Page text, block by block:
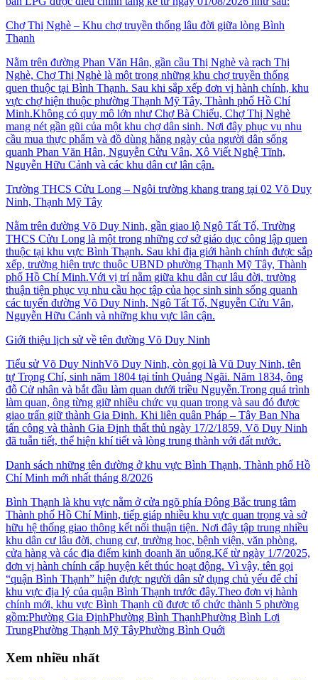
Chợ Thị Nghè – Khu chợ truyền thống lâu đời giữa lòng Bình
Thạnh
Nằm trên đường Phan Văn Hân, gần cầu Thị Nghè và rạch Thị
Nghè, Chợ Thị Nghè là một trong những khu chợ truyền thống
quen thuộc tại Bình Thạnh. Sau khi sắp xếp đơn vị hành chính, khu
vực chợ hiện thuộc phường Thạnh Mỹ Tây, Thành phố Hồ Chí
Minh.Không có quy mô lớn như Chợ Bà Chiểu, Chợ Thị Nghè
mang nét gần gũi của một khu chợ dân sinh. Nơi đây phục vụ nhu
cầu mua thực phẩm và đồ dùng hằng ngày của người dân sống
quanh Phan Văn Hân, Nguyễn Cửu Vân, Xô Viết Nghệ Tĩnh,
Nguyễn Hữu Cảnh và các khu dân cư lân cận.
Trường THCS Cửu Long – Ngôi trường khang trang tại 02 Võ Duy
Ninh, Thạnh Mỹ Tây
Nằm trên đường Võ Duy Ninh, gần giao lộ Ngô Tất Tố, Trường
THCS Cửu Long là một trong những cơ sở giáo dục công lập quen
thuộc tại khu vực Bình Thạnh. Sau khi địa giới hành chính được sắp
xếp, trường hiện trực thuộc UBND phường Thạnh Mỹ Tây, Thành
phố Hồ Chí Minh.Với vị trí nằm giữa khu dân cư lâu đời, trường
thuận tiện phục vụ nhu cầu học tập của học sinh sinh sống quanh
các tuyến đường Võ Duy Ninh, Ngô Tất Tố, Nguyễn Cửu Vân,
Nguyễn Hữu Cảnh và những khu vực lân cận.
Giới thiệu lịch sử về tên đường Võ Duy Ninh
Tiểu sử Võ Duy NinhVõ Duy Ninh, còn gọi là Vũ Duy Ninh, tên
tự Trọng Chí, sinh năm 1804 tại tỉnh Quảng Ngãi. Năm 1834, ông
đỗ Cử nhân và bắt đầu làm quan dưới triều Nguyễn.Trong quá trình
làm quan, ông từng giữ nhiều chức vụ quan trọng và sau đó được
giao trấn giữ thành Gia Định. Khi liên quân Pháp – Tây Ban Nha
tấn công và thành Gia Định thất thủ ngày 17/2/1859, Võ Duy Ninh
đã tuẫn tiết, thể hiện khí tiết và lòng trung thành với đất nước.
Danh sách những tên đường ở khu vực Bình Thạnh, Thành phố Hồ
Chí Minh mới nhất tháng 8/2026
Bình Thạnh là khu vực nằm ở cửa ngõ phía Đông Bắc trung tâm
Thành phố Hồ Chí Minh, tiếp giáp nhiều khu vực quan trọng và sở
hữu hệ thống giao thông kết nối thuận tiện. Nơi đây tập trung nhiều
khu dân cư lâu đời, chung cư, trường học, bệnh viện, văn phòng,
cửa hàng và các địa điểm kinh doanh ăn uống.Kể từ ngày 1/7/2025,
đơn vị hành chính cấp huyện kết thúc hoạt động. Vì vậy, tên gọi
“quận Bình Thạnh” hiện được người dân sử dụng chủ yếu để chỉ
khu vực địa lý của quận Bình Thạnh trước đây.Theo đơn vị hành
chính mới, khu vực Bình Thạnh cũ được tổ chức thành 5 phường
gồm:Phường Gia ĐịnhPhường Bình ThạnhPhường Bình Lợi
TrungPhường Thạnh Mỹ TâyPhường Bình Quới
Xem nhiều nhất